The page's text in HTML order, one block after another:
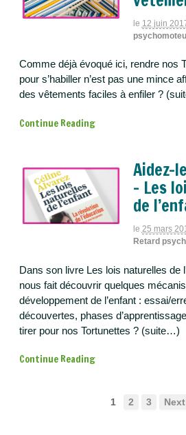
le 12 juin
Comme déjà évoqué ici, rendre nos
pour s’habiller n’est pas une mince
des vêtements faciles à enfiler ?
Continue Reading
Aidez-
– Les
de
le 25 mars
Retard
Dans son livre Les lois naturelles de
nous fait découvrir quelques
développement de l’enfant : essai/
découvertes, phases
tirer pour nos Tortunettes ? (suite…)
Continue Reading
1 2 3